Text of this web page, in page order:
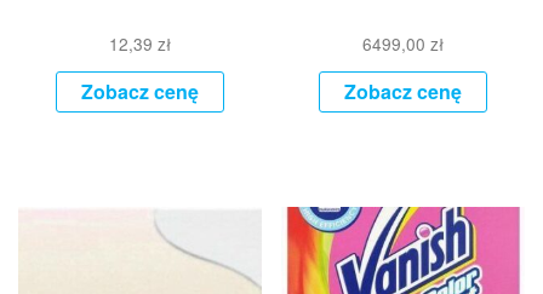
12,39 zł
Zobacz cenę
6499,00zł
Zobacz cenę